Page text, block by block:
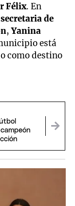
Félix. En
secretaria de
,Yanina
está
como destino